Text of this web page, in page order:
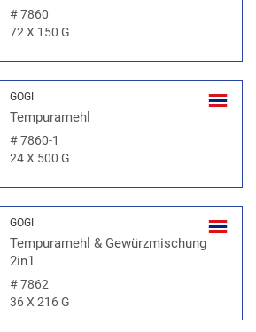
#7860
72 X 150 G
GOGI
Tempuramehl
#7860-1
24 X 500 G
GOGI
Tempuramehl & Gewürzmischung
2in1
#7862
36 X 216 G